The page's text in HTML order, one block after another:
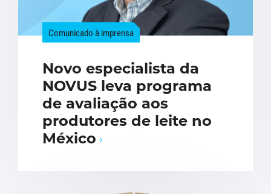
Comunicado à imprensa
Novo especialista da
NOVUS leva programa
de avaliação aos
produtores de leite no
México